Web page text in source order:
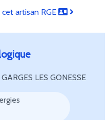
artisan RGE
LES GONESSE